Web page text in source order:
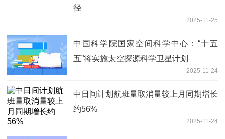
径
2025-11-25
中国科学院国家空间科学中心：“十五
五”将实施太空探源科学卫星计划
2025-11-24
中日间计划航班量取消量较上月同期增长
约56%
2025-11-24